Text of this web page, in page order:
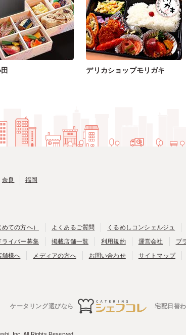
デリカショップモリガキ
奈良 福岡
ての方へ） よくあるご質問 くるめしコンシェルジュ
ライバー募集 掲載店舗一覧 利用規約 運営会社
プ
舗様へ メディアの方へ お問い合わせ サイトマップ
ケータリング選びなら 宅配日替